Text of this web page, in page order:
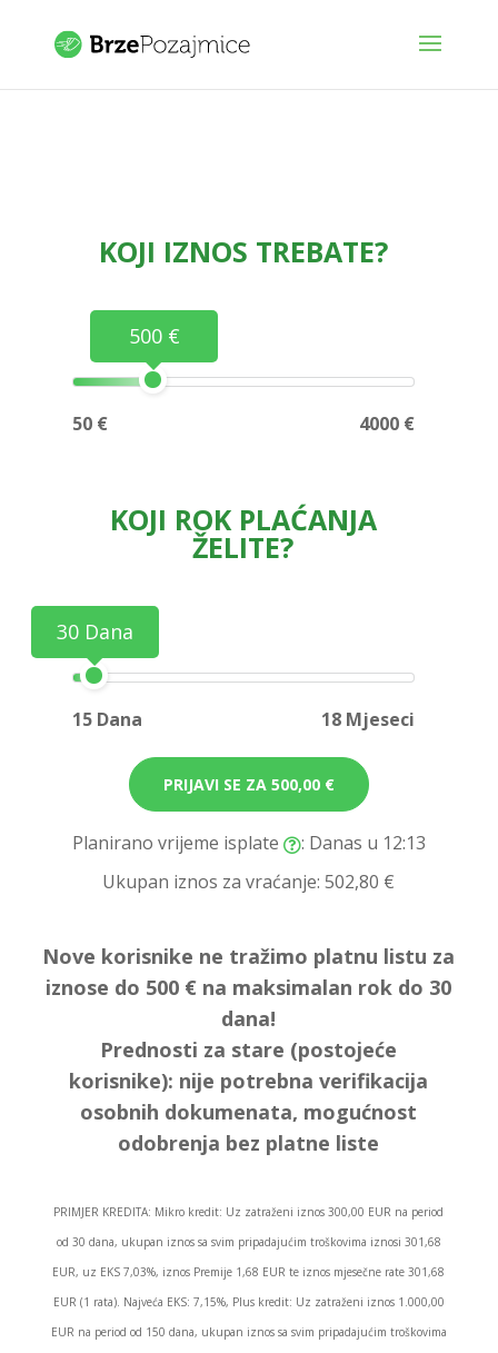
KOJI IZNOS TREBATE?
500 €
50 € 4000 €
KOJI ROK PLAĆANJA
ŽELITE?
30 Dana
15 Dana 18 Mjeseci
PRIJAVI SE ZA 500,00 €
Planirano vrijeme isplate
: Danas u 12:13
Ukupan iznos za vraćanje:502,80 €
Nove korisnike ne tražimo platnu listu za
iznose do 500 € na maksimalan rok do 30
dana!
Prednosti za stare (postojeće
korisnike): nije potrebna verifikacija
osobnih dokumenata, mogućnost
odobrenja bez platne liste
PRIMJER KREDITA: Mikro kredit: Uz zatraženi iznos 300,00 EUR na period
od 30 dana, ukupan iznos sa svim pripadajućim troškovima iznosi 301,68
EUR, uz EKS 7,03%, iznos Premije 1,68 EUR te iznos mjesečne rate 301,68
EUR (1 rata). Najveća EKS: 7,15%, Plus kredit: Uz zatraženi iznos 1.000,00
EUR na period od 150 dana, ukupan iznos sa svim pripadajućim troškovima